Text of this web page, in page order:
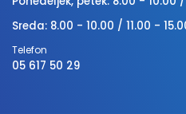
Sreda: 8.00 - 10.00 / 11.00 -
Telefon
05 617 50 29